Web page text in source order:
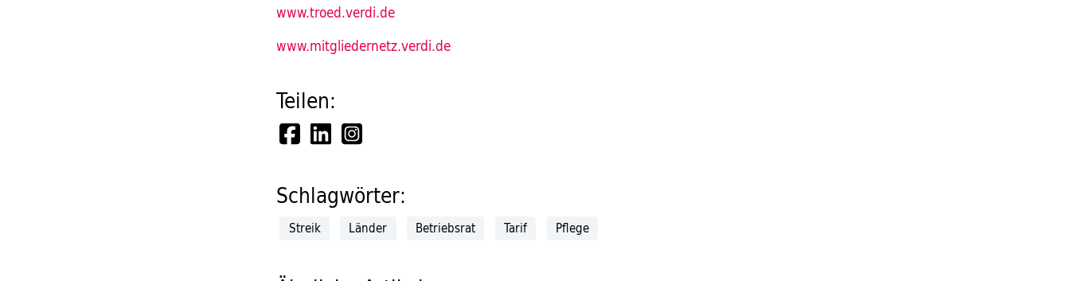
www.troed.verdi.de
www.mitgliedernetz.verdi.de
Teilen:
Schlagwörter:
Streik Länder Betriebsrat Tarif Pflege